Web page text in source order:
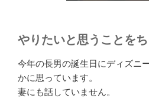
やりたいと思うことを
今年の長男の誕生日にディズニ
かに思っています。
妻にも話していません。